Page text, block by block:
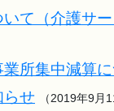
て（介護サ
所集中減算
らせ （2019年9月